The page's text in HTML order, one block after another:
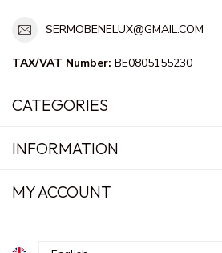
SERMOBENELUX@GMAIL.COM
TAX/VAT Number: BE0805155230
CATEGORIES
INFORMATION
MY ACCOUNT